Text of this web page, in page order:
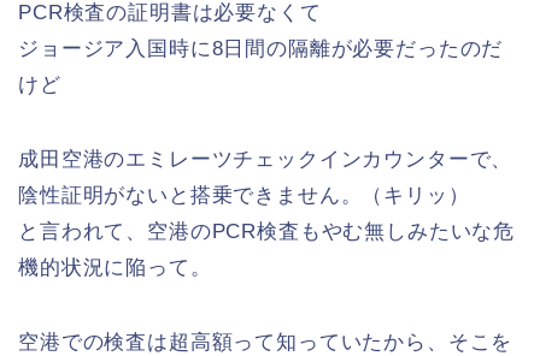
PCR検査の証明書は必要なくて
ジョージア入国時に8日間の隔離が必要だったのだ
けど
成田空港のエミレーツチェックインカウンターで、
陰性証明がないと搭乗できません。（キリッ）
と言われて、空港のPCR検査もやむ無しみたいな危
機的状況に陥って。
空港での検査は超高額って知っていたから、そこを